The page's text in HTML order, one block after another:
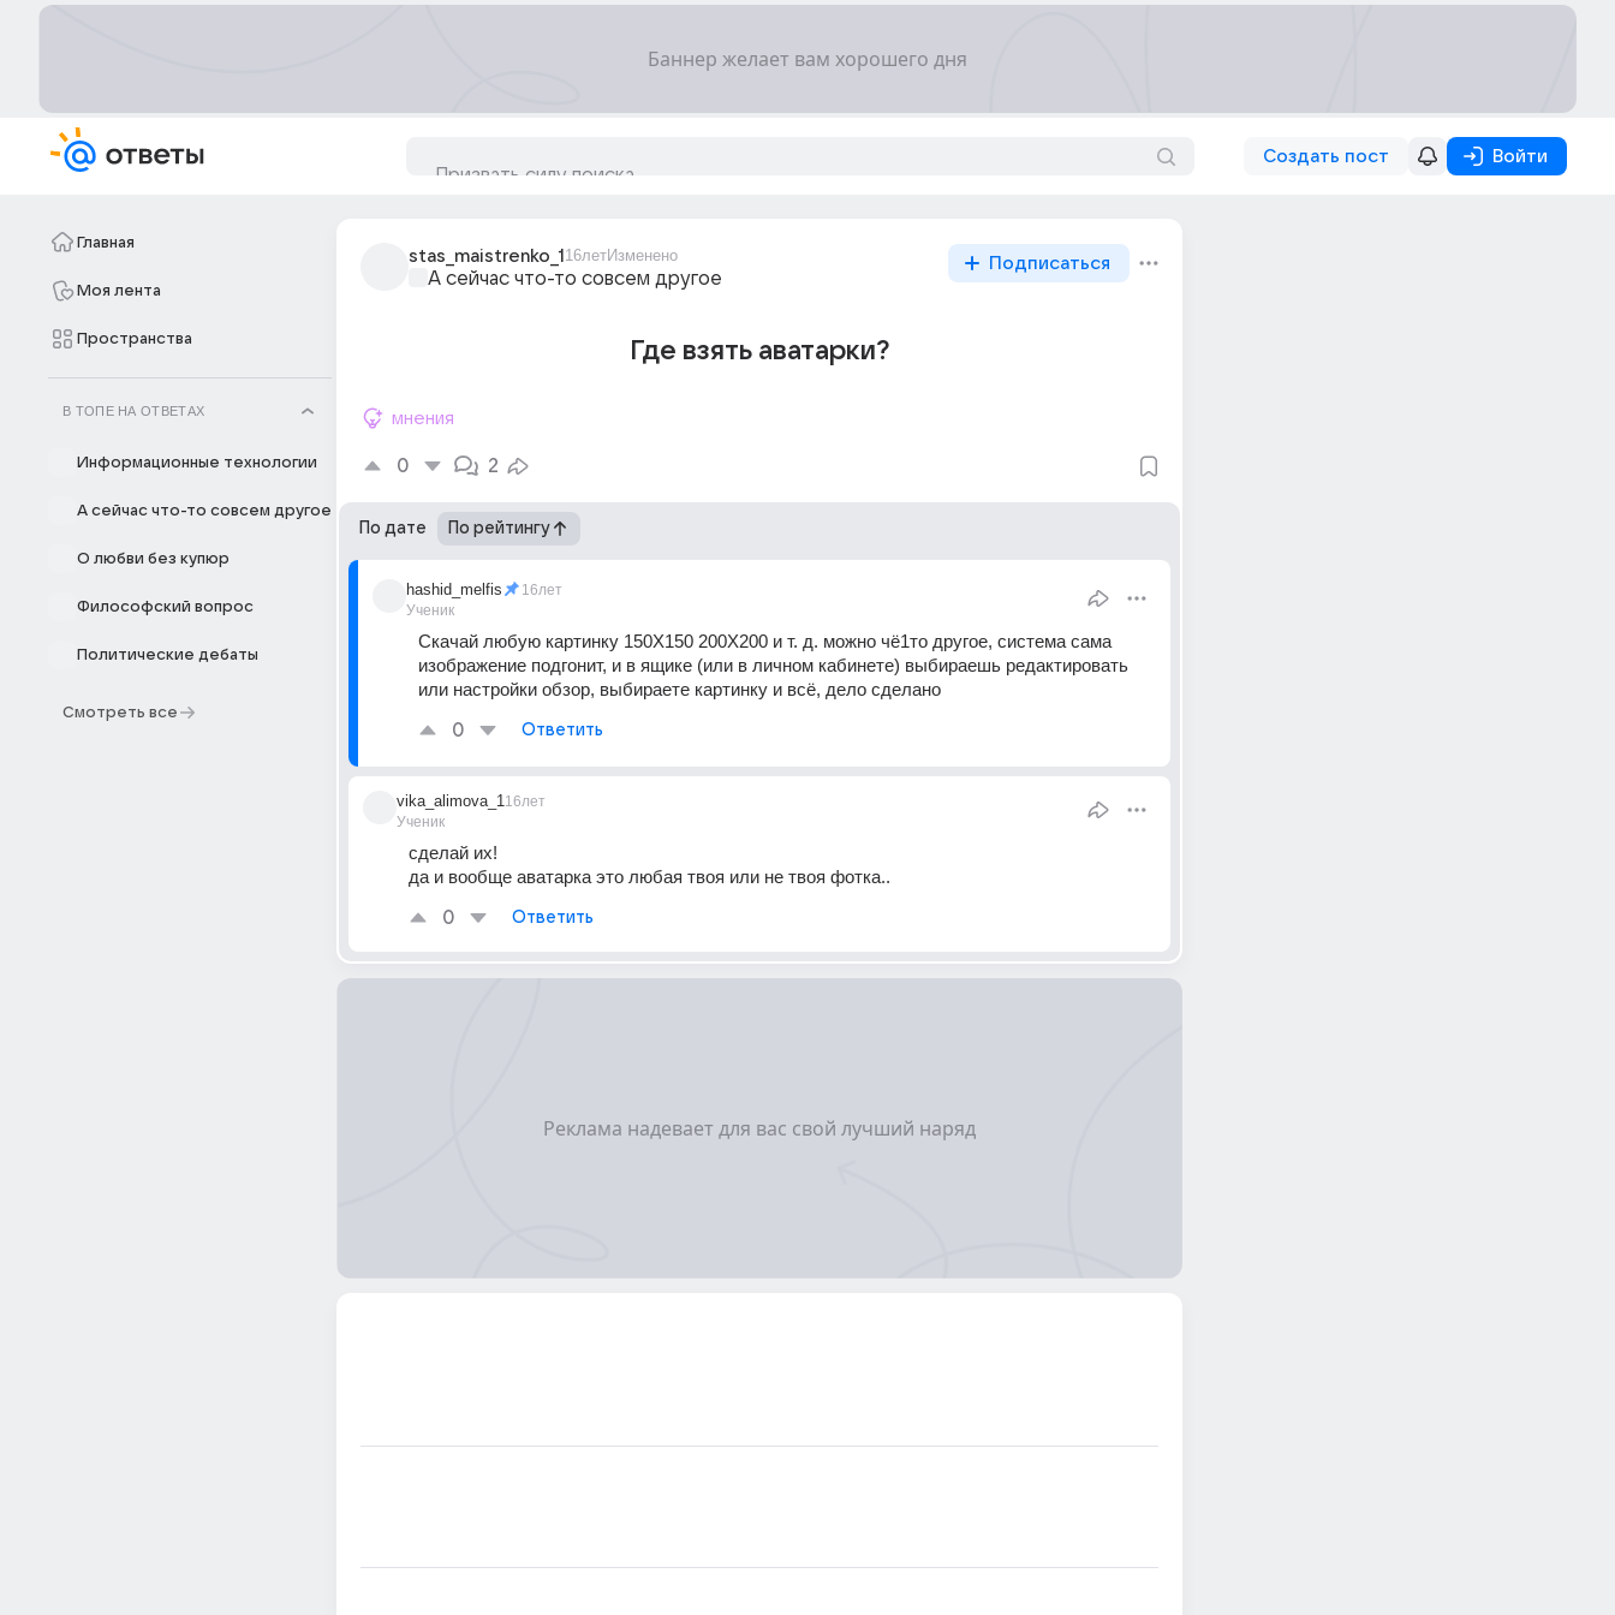
Создать пост Войти
Главная
Моя лента
Пространства
В ТОПЕ НА ОТВЕТАХ
Информационные технологии
А сейчас что-то совсем другое
О любви без купюр
Философский вопрос
Политические дебаты
Смотреть все
stas_maistrenko_1 16летИзменено
А сейчас что-то совсем другое
Подписаться
Где взять аватарки?
мнения
0 2
По дате По рейтингу
hashid_melfis
Ученик
16лет
Скачай любую картинку 150Х150 200Х200 и т. д. можно чё1то другое, система сама
изображение подгонит, и в ящике (или в личном кабинете) выбираешь редактировать
или настройки обзор, выбираете картинку и всё, дело сделано
0 Ответить
vika_alimova_1
Ученик
16лет
сделай их!
да и вообще аватарка это любая твоя или не твоя фотка..
0 Ответить